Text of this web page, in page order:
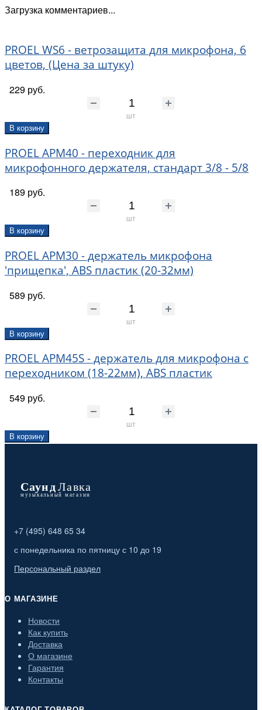
Загрузка комментариев...
PROEL WS6 - ветрозащита для микрофона, 6
цветов, (Цена за штуку)
229 руб.
шт
В корзину
PROEL APM40 - переходник для
микрофонного держателя, стандарт 3/8 - 5/8
189 руб.
шт
В корзину
PROEL APM30 - держатель микрофона
'прищепка', ABS пластик (20-32мм)
589 руб.
шт
В корзину
PROEL APM45S - держатель для микрофона с
переходником (18-22мм), ABS пластик
549 руб.
шт
В корзину
+7 (495) 648 65 34
с понедельника по пятницу с 10 до 19
Персональный раздел
О МАГАЗИНЕ
Новости
Как купить
Доставка
О магазине
Гарантия
Контакты